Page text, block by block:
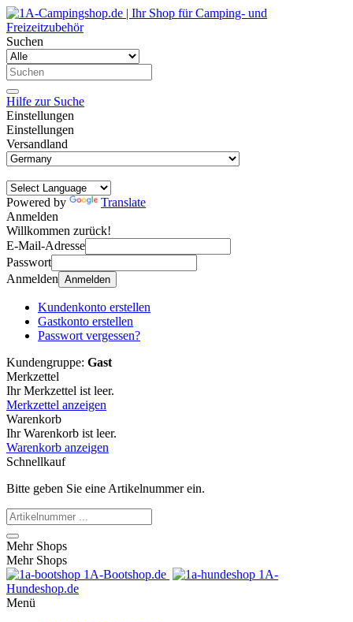
Suchen
Hilfe zur Suche
Einstellungen
Einstellungen
Versandland
Powered by
Translate
Anmelden
Willkommen zurück!
E-Mail-Adresse
Passwort
Anmelden Anmelden
Kundenkonto erstellen
Gastkonto erstellen
Passwort vergessen?
Kundengruppe: Gast
Merkzettel
Ihr Merkzettel ist leer.
Merkzettel anzeigen
Warenkorb
Ihr Warenkorb ist leer.
Warenkorb anzeigen
Schnellkauf
Bitte geben Sie eine Artikelnummer ein.
Mehr Shops
Mehr Shops
1A-Bootshop.de
1A-
Hundeshop.de
Menü